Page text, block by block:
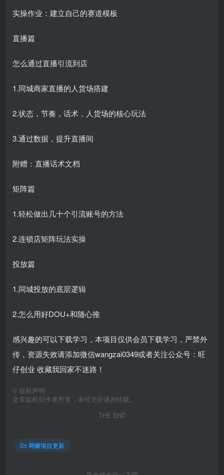
实操作业：建立自己的赛道模板
直播篇
怎么通过直播引流到店
1.同城商家直播的人货场搭建
2.状态，节奏，话术，人货场的核心玩法
3.通过数据，提升直播间
附赠：直播话术文档
矩阵篇
1.轻松做出几十个引流账号的方法
2.连锁店矩阵玩法实操
投放篇
1.同城投放的底层逻辑
2.怎么用好DOU+和随心推
感兴趣的可以下载学习，本项目仅供会员下载学习，严禁外
传，资源失效请添加微信wangzai0349或者关注公众号：旺
仔创业 收藏我回家不迷路！
© 版权声明
文章版权归作者所有，未经允许请勿转载。
THE END
网赚项目更新